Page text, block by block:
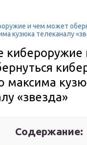
и чем может
кузюка телеканалу
кибероружие
максима
«звезда»
Содержание: